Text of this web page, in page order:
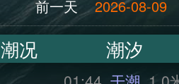
前一天 2026-08-09
潮况 潮汐